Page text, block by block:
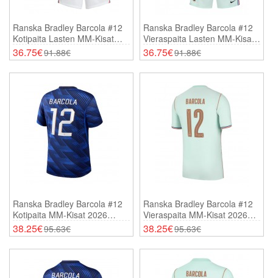
Ranska Bradley Barcola #12
Kotipaita Lasten MM-Kisat
2026 Lyhythihainen (+
Shortsit)
36.75€91.88€
Ranska Bradley Barcola #12
Vieraspaita Lasten MM-Kisat
2026 Lyhythihainen (+
Shortsit)
36.75€91.88€
Ranska Bradley Barcola #12
Kotipaita MM-Kisat 2026
Lyhythihainen
38.25€95.63€
Ranska Bradley Barcola #12
Vieraspaita MM-Kisat 2026
Lyhythihainen
38.25€95.63€